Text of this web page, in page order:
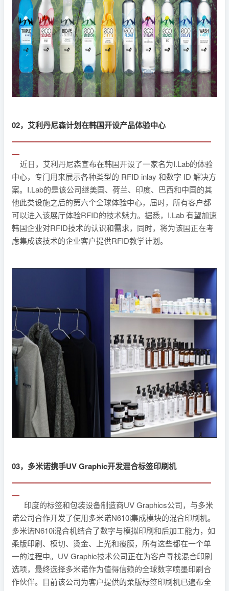
02，艾利丹尼森计划在韩国开设产品体验中心
近日，艾利丹尼森宣布在韩国开设了一家名为I.Lab的体验
中心，专门用来展示各种类型的 RFID inlay 和数字 ID 解决方
案。I.Lab的是该公司继美国、荷兰、印度、巴西和中国的其
他此类设施之后的第六个全球体验中心，届时，所有客户都
可以进入该展厅体验RFID的技术魅力。据悉，I.Lab 有望加速
韩国企业对RFID技术的认识和需求，同时，将为该国正在考
虑集成该技术的企业客户提供RFID教学计划。
03，多米诺携手UV Graphic开发混合标签印刷机
印度的标签和包装设备制造商UV Graphics公司，与多米
诺公司合作开发了使用多米诺N610i集成模块的混合印刷机。
多米诺N610i混合机结合了数字与模拟印刷和后加工能力，如
柔版印刷、模切、烫金、上光和覆膜，所有这些都在一个单
一的过程中。UV Graphic技术公司正在为客户寻找混合印刷
选项，最终选择多米诺作为值得信赖的全球数字喷墨印刷合
作伙伴。目前该公司为客户提供的柔版标签印刷机已遍布全